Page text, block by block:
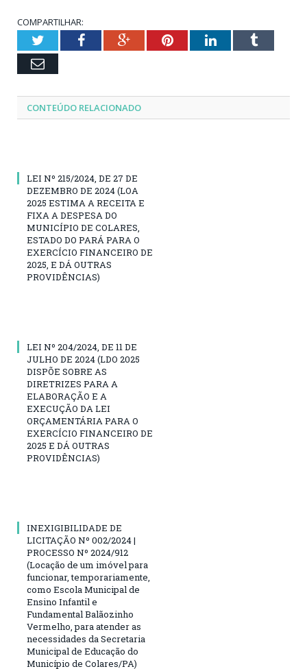
COMPARTILHAR:
TwitterFacebookGoogle+PinterestLinkedInTumblr
Email
CONTEÚDO RELACIONADO
LEI Nº 215/2024, DE 27 DE
DEZEMBRO DE 2024 (LOA
2025 ESTIMA A RECEITA E
FIXA A DESPESA DO
MUNICÍPIO DE COLARES,
ESTADO DO PARÁ PARA O
EXERCÍCIO FINANCEIRO DE
2025, E DÁ OUTRAS
PROVIDÊNCIAS)
LEI Nº 204/2024, DE 11 DE
JULHO DE 2024 (LDO 2025
DISPÕE SOBRE AS
DIRETRIZES PARA A
ELABORAÇÃO E A
EXECUÇÃO DA LEI
ORÇAMENTÁRIA PARA O
EXERCÍCIO FINANCEIRO DE
2025 E DÁ OUTRAS
PROVIDÊNCIAS)
INEXIGIBILIDADE DE
LICITAÇÃO Nº 002/2024 |
PROCESSO Nº 2024/912
(Locação de um imóvel para
funcionar, temporariamente,
como Escola Municipal de
Ensino Infantil e
Fundamental Balãozinho
Vermelho, para atender as
necessidades da Secretaria
Municipal de Educação do
Município de Colares/PA)